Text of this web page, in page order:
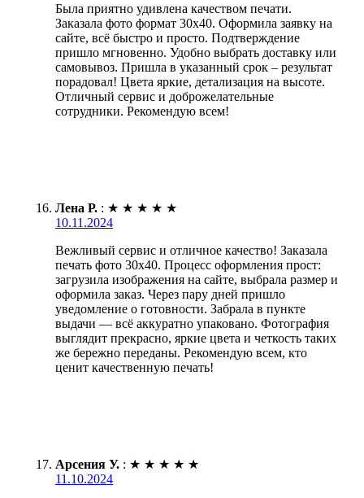
Была приятно удивлена качеством печати.
Заказала фото формат 30х40. Оформила заявку на
сайте, всё быстро и просто. Подтверждение
пришло мгновенно. Удобно выбрать доставку или
самовывоз. Пришла в указанный срок – результат
порадовал! Цвета яркие, детализация на высоте.
Отличный сервис и доброжелательные
сотрудники. Рекомендую всем!
Лена Р. : ★ ★ ★ ★ ★
10.11.2024
Вежливый сервис и отличное качество! Заказала
печать фото 30х40. Процесс оформления прост:
загрузила изображения на сайте, выбрала размер и
оформила заказ. Через пару дней пришло
уведомление о готовности. Забрала в пункте
выдачи — всё аккуратно упаковано. Фотография
выглядит прекрасно, яркие цвета и четкость таких
же бережно переданы. Рекомендую всем, кто
ценит качественную печать!
Арсения У. : ★ ★ ★ ★ ★
11.10.2024